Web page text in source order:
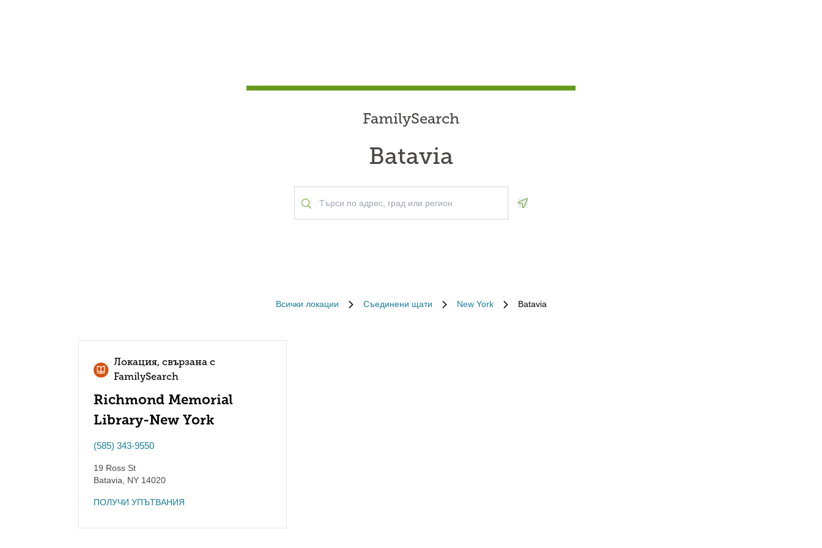
FamilySearch
Batavia
Всички локации Съединени щати New York Batavia
Локация, свързана с
FamilySearch
Richmond Memorial
Library-New York
(585) 343-9550
19 Ross St
Batavia
NY 14020
ПОЛУЧИ УПЪТВАНИЯ